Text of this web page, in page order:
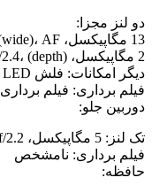
دو لنز مجزا:
13 مگاپیکسل، f/2.2، (wide)، AF
2 مگاپیکسل، f/2.4، (depth)
دیگر امکانات: فلش LED
فیلم برداری: فیلم برداری 1080p با سرعت 30 فریم در ثانیه
دوربین جلو:
تک لنز: 5 مگاپیکسل، f/2.2
فیلم برداری: نامشخص
حافظه: